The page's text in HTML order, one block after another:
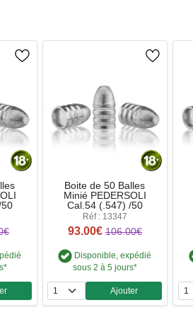
Boite de 50 Balles
Minié PEDERSOLI
Cal.54 (.547) /50
Réf : 13347
93.00€ 106.00€
Disponible, expédié
sous 2 à 5 jours*
Quantité
Ajouter